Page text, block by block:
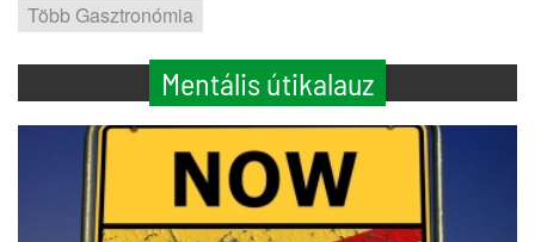
Több Gasztronómia
Mentális útikalauz